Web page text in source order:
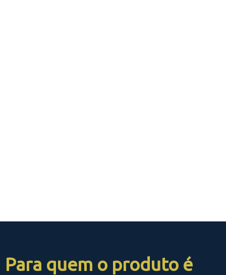
Para quem o produto é